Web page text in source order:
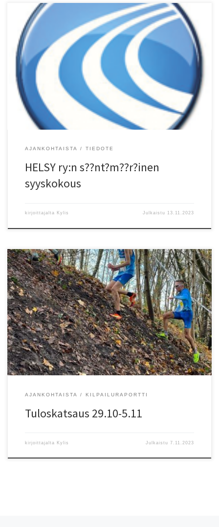
Kokouskutsu???????????????????????????????????????????????????
???????????????? 13.11.2023 HELSY ry:n S??NT?M??R?INEN
SYYSKOKOUS Helsingin Seudun Yleisurheilu HELSY ry:n s??ntämä?r?
inen syyskokous pidetään Helsingin Liikuntamyllyn koulutustilassa
(alakerta), tiistaina 28.11.2023 klo 18:30 alkaen. Ennen kokousta klo
18:00 alkaen palkitaan HELSY ry:n piirin parhaat urheilijat ja heid?n
valmentajansa 2023. Ohessa valtakirja, joka pitää palauttaa
syyskokouksessa tai ennakolta s?hk?postitse HELSY ry:n toimistoon.
[…]
AJANKOHTAISTA TIEDOTE
HELSY ry:n s??nt?m??r?inen
syyskokous
kirjoittajalta Kylis Julkaistu 13.11.2023
5.11. Reykjavik ISL: N 9 km maastojuoksu/CC 12) Taru Palsa (-88)
HKV 35.13 4.11 POHJOISBAANAN MAILI 2023 Naiset: 1. Taimi
Vallinoja 5.54? 2. Lotta Haarahiltunen 6.04? 3. Taru Valovirta 6.14 4.
Petra Tuomiranta 6.24? 5. Essi Hein?mäki 6.56 Miehet: 1. Mikael
Heikinheimo 4.47? 2. Antti Rikkinen […]
AJANKOHTAISTA KILPAILURAPORTTI
Tuloskatsaus 29.10-5.11
kirjoittajalta Kylis Julkaistu7.11.2023